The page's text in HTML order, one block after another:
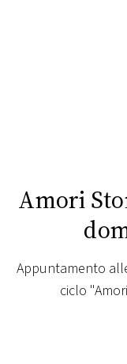
PRINCIPATO
DI
MONACO
Amori
Appuntamento
ciclo